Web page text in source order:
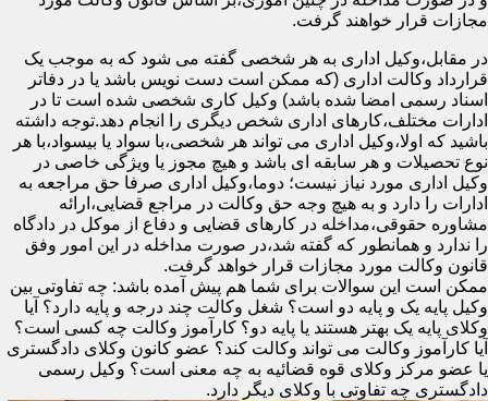
مجازات قرار خواهند گرفت.
در مقابل،وکیل اداری به هر شخصی گفته می شود که به موجب یک
قرارداد وکالت اداری (که ممکن است دست نویس باشد یا در دفاتر
اسناد رسمی امضا شده باشد) وکیل کاری شخصی شده است تا در
ادارات مختلف،کارهای اداری شخص دیگری را انجام دهد.توجه داشته
باشید که اولا،وکیل اداری می تواند هر شخصی،با سواد یا بیسواد،با هر
نوع تحصیلات و هر سابقه ای باشد و هیچ مجوز یا ویژگی خاصی در
وکیل اداری مورد نیاز نیست؛ دوما،وکیل اداری صرفا حق مراجعه به
ادارات را دارد و به هیچ وجه حق وکالت در مراجع قضایی،ارائه
مشاوره حقوقی،مداخله در کارهای قضایی و دفاع از موکل در دادگاه
را ندارد و همانطور که گفته شد،در صورت مداخله در این امور وفق
قانون وکالت مورد مجازات قرار خواهد گرفت.
ممکن است این سوالات برای شما هم پیش آمده باشد: چه تفاوتی بین
وکیل پایه یک و پایه دو است؟ شغل وکالت چند درجه و پایه دارد؟ آیا
وکلای پایه یک بهتر هستند یا پایه دو؟ کارآموز وکالت چه کسی است؟
آیا کارآموز وکالت می تواند وکالت کند؟ عضو کانون وکلای دادگستری
یا عضو مرکز وکلای قوه قضائیه به چه معنی است؟ وکیل رسمی
دادگستری چه تفاوتی با وکلای دیگر دارد.